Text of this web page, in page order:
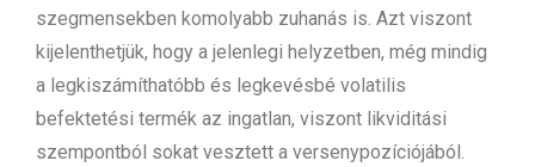
szegmensekben komolyabb zuhanás is. Azt viszont
kijelenthetjük, hogy a jelenlegi helyzetben, még mindig
a legkiszámíthatóbb és legkevésbé volatilis
befektetési termék az ingatlan, viszont likviditási
szempontból sokat vesztett a versenypozíciójából.